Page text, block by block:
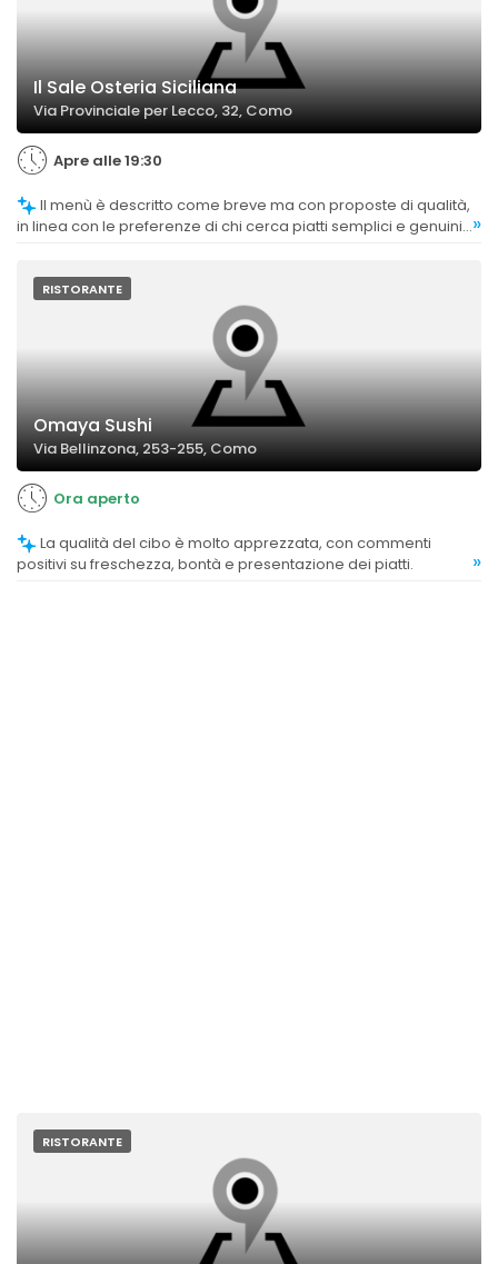
Il Sale Osteria Siciliana
Via Provinciale per Lecco, 32, Como
Apre alle 19:30
in linea con le preferenze di chi cerca piatti semplici e genuini. »
RISTORANTE
Omaya Sushi
Via Bellinzona, 253-255, Como
Ora aperto
positivi su freschezza, bontà e presentazione dei piatti.
»
RISTORANTE